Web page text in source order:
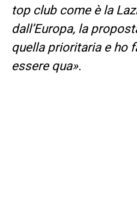
top club come è la
dall’Europa, la
quella prioritaria e ho
essere qua».